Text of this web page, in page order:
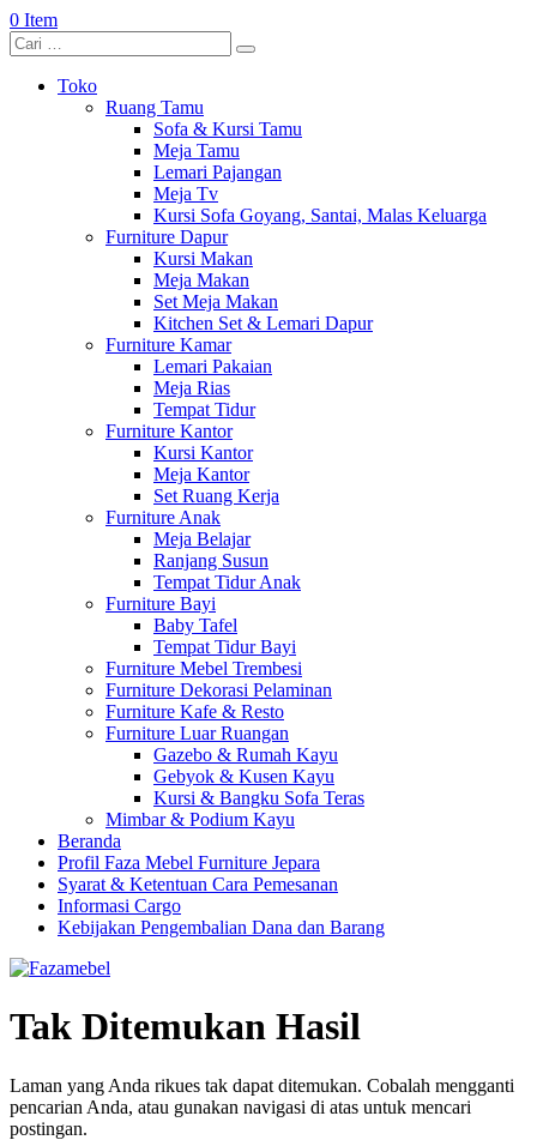
0 Item
Toko
Ruang Tamu
Sofa & Kursi Tamu
Meja Tamu
Lemari Pajangan
Meja Tv
Kursi Sofa Goyang, Santai, Malas Keluarga
Furniture Dapur
Kursi Makan
Meja Makan
Set Meja Makan
Kitchen Set & Lemari Dapur
Furniture Kamar
Lemari Pakaian
Meja Rias
Tempat Tidur
Furniture Kantor
Kursi Kantor
Meja Kantor
Set Ruang Kerja
Furniture Anak
Meja Belajar
Ranjang Susun
Tempat Tidur Anak
Furniture Bayi
Baby Tafel
Tempat Tidur Bayi
Furniture Mebel Trembesi
Furniture Dekorasi Pelaminan
Furniture Kafe & Resto
Furniture Luar Ruangan
Gazebo & Rumah Kayu
Gebyok & Kusen Kayu
Kursi & Bangku Sofa Teras
Mimbar & Podium Kayu
Beranda
Profil Faza Mebel Furniture Jepara
Syarat & Ketentuan Cara Pemesanan
Informasi Cargo
Kebijakan Pengembalian Dana dan Barang
Tak Ditemukan Hasil
Laman yang Anda rikues tak dapat ditemukan. Cobalah mengganti
pencarian Anda, atau gunakan navigasi di atas untuk mencari
postingan.